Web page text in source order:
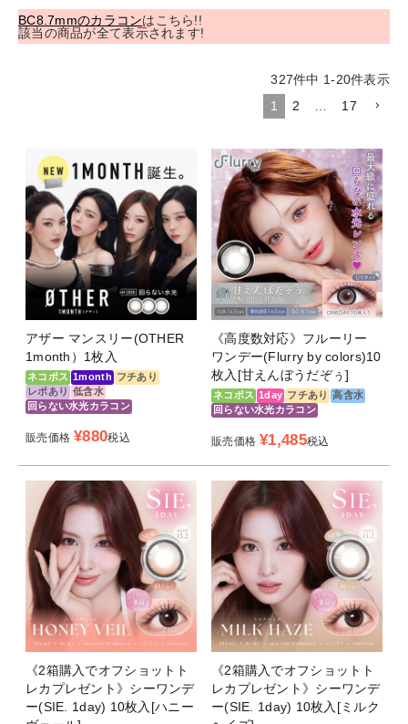
BC8.7mmのカラコンはこちら!!
該当の商品が全て表示されます!
327件中 1-20件表示
1
2 … 17
アザー マンスリー(OTHER
1month）1枚入
ネコポス 1month フチあり
レポあり 低含水
回らない水光カラコン
販売価格 ¥880税込
《高度数対応》フルーリー
ワンデー(Flurry by colors)10
枚入[甘えんぼうだぞぅ]
ネコポス 1day フチあり
高含水
回らない水光カラコン
販売価格 ¥1,485税込
《2箱購入でオフショットト
レカプレゼント》シーワンデ
ー(SIE. 1day) 10枚入[ハニー
《2箱購入でオフショットト
レカプレゼント》シーワンデ
ー(SIE. 1day) 10枚入[ミルク